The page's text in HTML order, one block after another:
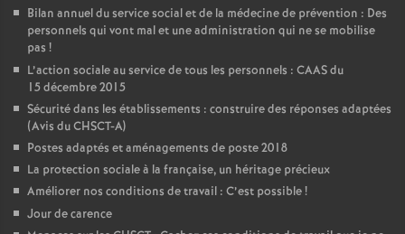
Bilan annuel du service social et de la médecine de prévention : Des
personnels qui vont mal et une administration qui ne se mobilise
pas !
L’action sociale au service de tous les personnels : CAAS du
15 décembre 2015
Sécurité dans les établissements : construire des réponses adaptées
(Avis du CHSCT-A)
Postes adaptés et aménagements de poste 2018
La protection sociale à la française, un héritage précieux
Améliorer nos conditions de travail : C’est possible!
Jour de carence